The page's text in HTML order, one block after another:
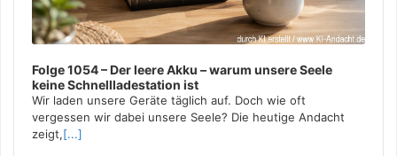
Folge 1054 – Der leere Akku – warum unsere Seele
keine Schnellladestation ist
Wir laden unsere Geräte täglich auf. Doch wie oft
vergessen wir dabei unsere Seele? Die heutige Andacht
zeigt,[...]